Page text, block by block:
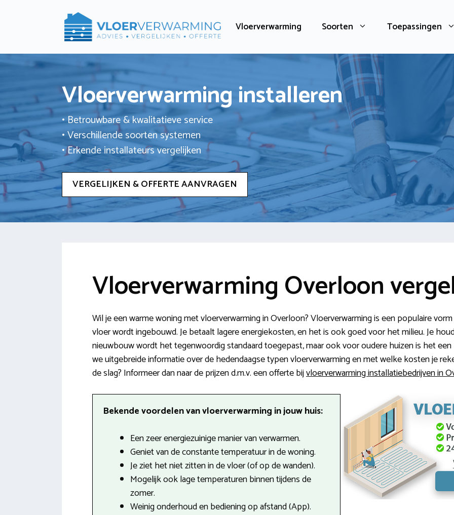
Vloerverwarming Soorten Toepassingen
Vloerverwarming installeren
• Betrouwbare & kwalitatieve service
• Verschillende soorten systemen
• Erkende installateurs vergelijken
VERGELIJKEN & OFFERTE AANVRAGEN
Vloerverwarming Overloon
Wil je een warme woning met vloerverwarming in Overloon? Vloerverwarming is een populaire
vloer wordt ingebouwd. Je betaalt lagere energiekosten, en het is ook goed voor het milieu. Je
nieuwbouw wordt het tegenwoordig standaard toegepast, maar ook voor oudere huizen is het
we uitgebreide informatie over de hedendaagse typen vloerverwarming en met welke kosten je
de slag? Informeer dan naar de prijzen d.m.v. een offerte bijvloerverwarming installatiebedrijven in
Bekende voordelen van vloerverwarming in jouw huis:
Een zeer energiezuinige manier van verwarmen.
Geniet van de constante temperatuur in de woning.
Je ziet het niet zitten in de vloer (of op de wanden).
Mogelijk ook lage temperaturen binnen tijdens de
zomer.
Weinig onderhoud en bediening op afstand (App).